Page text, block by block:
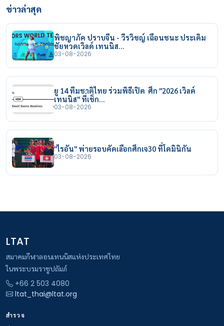
ข่าวล่าสุด
พิชญาภัค ปราบจีน - วีรวิชญ์ เฉือนชนะ ประเดิม
ชัยหวดเวิลด์ เทนนิส…
03-08-2026
ยู 14 ทีมชาติไทย ร่วมพิธีเปิด ศึก "2026 เวิลด์
เทนนิส" ที่เช็ก…
03-08-2026
"ไรอัน" พ่ายรอบคัดเลือกศึกเจ30 ที่โดมินิกัน
03-08-2026
LTAT
สมาคมกีฬาลอนเทนนิสแห่งประเทศไทย
ในพระบรมราชูปถัมภ์
+66 2 503 4080
ltat_thai@ltat.org
สำรวจ